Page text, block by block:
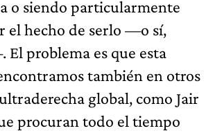
o siendo particularmente
el hecho de serlo —o sí,
El problema es que esta
también en otros
global, como Jair
procuran todo el tiempo